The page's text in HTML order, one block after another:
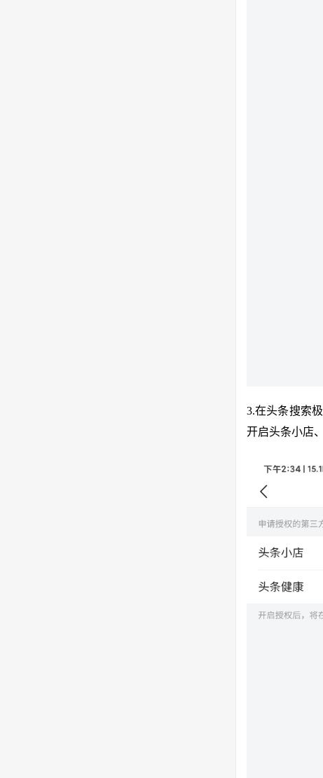
3.在头条搜索
开启头条小店